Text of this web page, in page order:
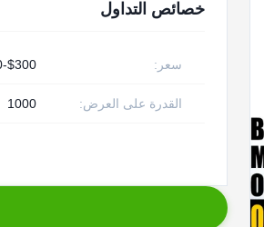
خصائص التداول
سعر: $300-$450
القدرة على العرض: 1000